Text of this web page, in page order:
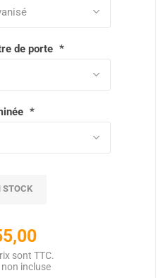
de porte *
*
STOCK
sont TTC.
non incluse